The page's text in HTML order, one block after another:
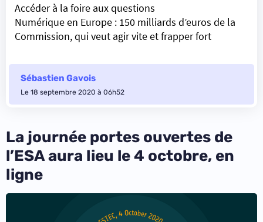
Accéder à la foire aux questions
Numérique en Europe : 150 milliards d’euros de la
Commission, qui veut agir vite et frapper fort
Sébastien Gavois
Le 18 septembre 2020 à 06h52
La journée portes ouvertes de
l’ESA aura lieu le 4 octobre, en
ligne